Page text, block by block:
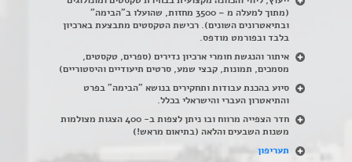
(מתוך למעלה מ – 3500 מחזות, שהועלו ב"הבימה"
ובתיאטרונים השונים). רכישת הטקסטים מתבצעת בארכיון
בלבד ובפורמט מודפס.
איתור והנגשת חומרי ארכיון נדירים (ספרים, טקסטים,
מסמכים, תמונות, קבצי שמע, סרטים תיעודיים והיסטוריים)
סיוע בהכנת עבודות ותחקירים בנושא "הבימה" בפרט
והתיאטרון העברי והישראלי בכלל.
חדר הצפייה מרווח ובו ניתן לצפות ב- 400 הצגות מצולמות
משנות השבעים והלאה (בתיאום מראש!)
תעריפון